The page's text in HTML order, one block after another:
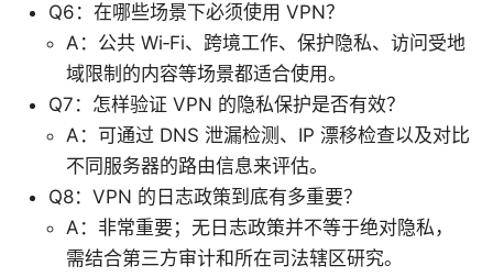
Q6：在哪些场景下必须使用 VPN？
A：公共 Wi‑Fi、跨境工作、保护隐私、访问受地
域限制的内容等场景都适合使用。
Q7：怎样验证 VPN 的隐私保护是否有效？
A：可通过 DNS 泄漏检测、IP 漂移检查以及对比
不同服务器的路由信息来评估。
Q8：VPN 的日志政策到底有多重要？
A：非常重要；无日志政策并不等于绝对隐私，
需结合第三方审计和所在司法辖区研究。